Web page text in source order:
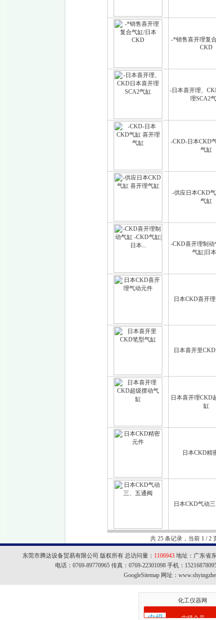
-*销售喜开理复
CKD
-日本喜开理、
理SCA2
-CKD-日本CKD
气缸
-供应日本CKD
气缸
-CKD喜开理制动
气缸|日
日本CKD喜开
日本喜开里
日本喜开理CKD
缸
日本CKD精
日本CKD气动
共 25 条记录，当前 1 / 2
东莞市腾达设备贸易有限公司 版权所有 总访问量： 1106943地址：广东省
电话：0769-89770965 传真：0769-22301098 手机：
GoogleSitemap 网址：
化工仪器网
中级会员